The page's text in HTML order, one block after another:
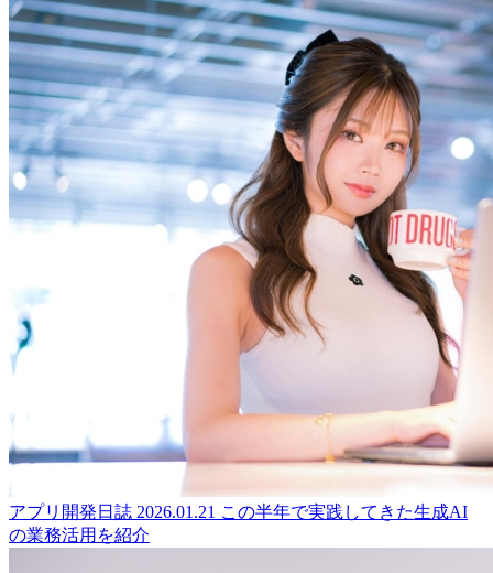
アプリ開発日誌 2026.01.21 この半年で実践してきた生成AI
の業務活用を紹介